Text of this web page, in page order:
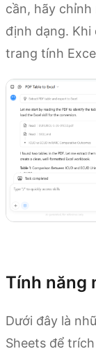
cần, hãy
định dạng. Khi
trang tính
Tính năng
Dưới đây là
Sheets để